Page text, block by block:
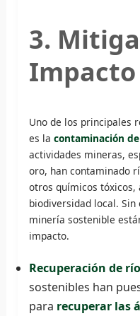
3.
Uno de los principales
es la contaminación
actividades mineras,
oro, han contaminado
otros químicos tóxicos,
biodiversidad local.
minería sostenible
impacto.
Recuperación de
sostenibles han
para recuperar las